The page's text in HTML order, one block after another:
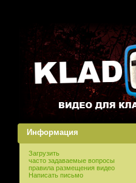
Информация
Загрузить
часто задаваемые вопросы
правила размещения видео
Написать письмо